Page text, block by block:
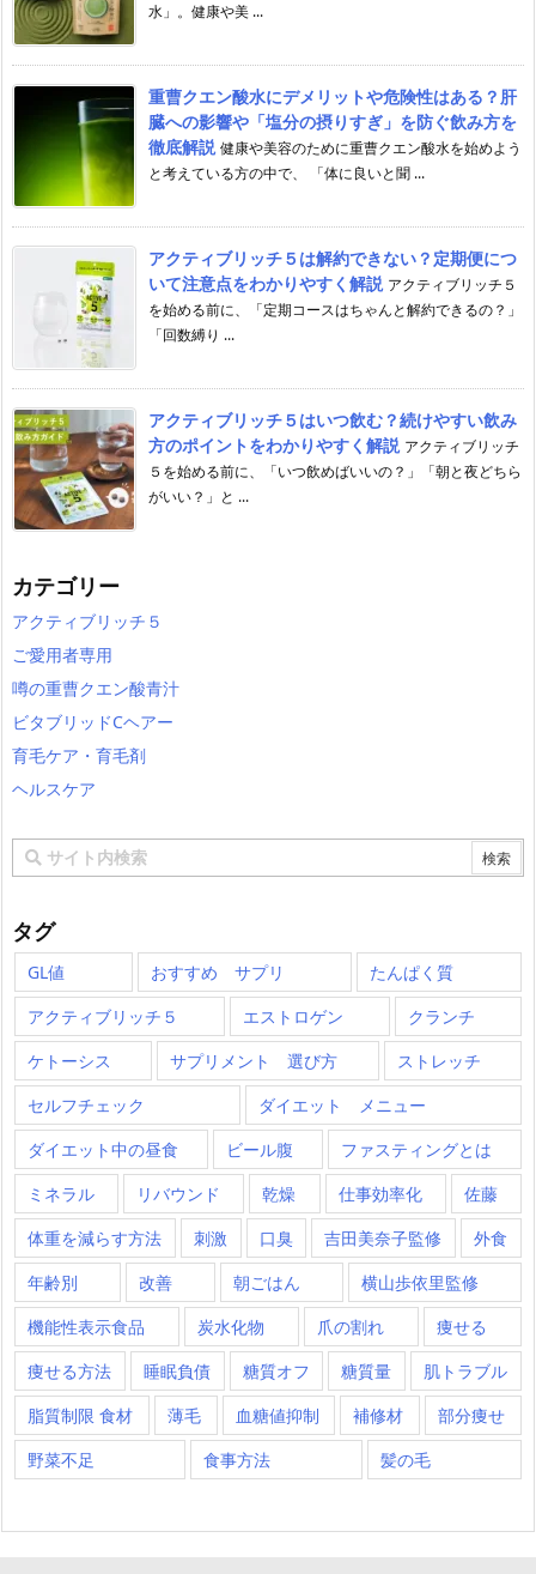
水」。健康や美 ...
重曹クエン酸水にデメリットや危険性はある？肝
臓への影響や「塩分の摂りすぎ」を防ぐ飲み方を
徹底解説 健康や美容のために重曹クエン酸水を始めよう
と考えている方の中で、 「体に良いと聞 ...
アクティブリッチ５は解約できない？定期便につ
いて注意点をわかりやすく解説 アクティブリッチ５
を始める前に、「定期コースはちゃんと解約できるの？」
「回数縛り ...
アクティブリッチ５はいつ飲む？続けやすい飲み
方のポイントをわかりやすく解説 アクティブリッチ
５を始める前に、「いつ飲めばいいの？」「朝と夜どちら
がいい？」と ...
カテゴリー
アクティブリッチ５
ご愛用者専用
噂の重曹クエン酸青汁
ビタブリッドCヘアー
育毛ケア・育毛剤
ヘルスケア
タグ
GL値 おすすめ サプリ
たんぱく質
アクティブリッチ５
エストロゲン
クランチ
ケトーシス
サプリメント 選び方
ストレッチ
セルフチェック
ダイエット メニュー
ダイエット中の昼食
ビール腹
ファスティングとは
ミネラル
リバウンド 乾燥 仕事効率化
佐藤
体重を減らす方法
刺激 口臭 吉田美奈子監修
外食
年齢別
改善 朝ごはん
横山歩依里監修
機能性表示食品
炭水化物 爪の割れ
痩せる
痩せる方法
睡眠負債 糖質オフ 糖質量
肌トラブル
脂質制限 食材
薄毛 血糖値抑制 補修材
部分痩せ
野菜不足
食事方法 髪の毛